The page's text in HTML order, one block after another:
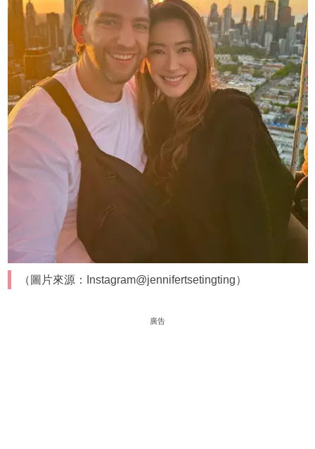
（圖片來源：Instagram@jennifertsetingting）
廣告